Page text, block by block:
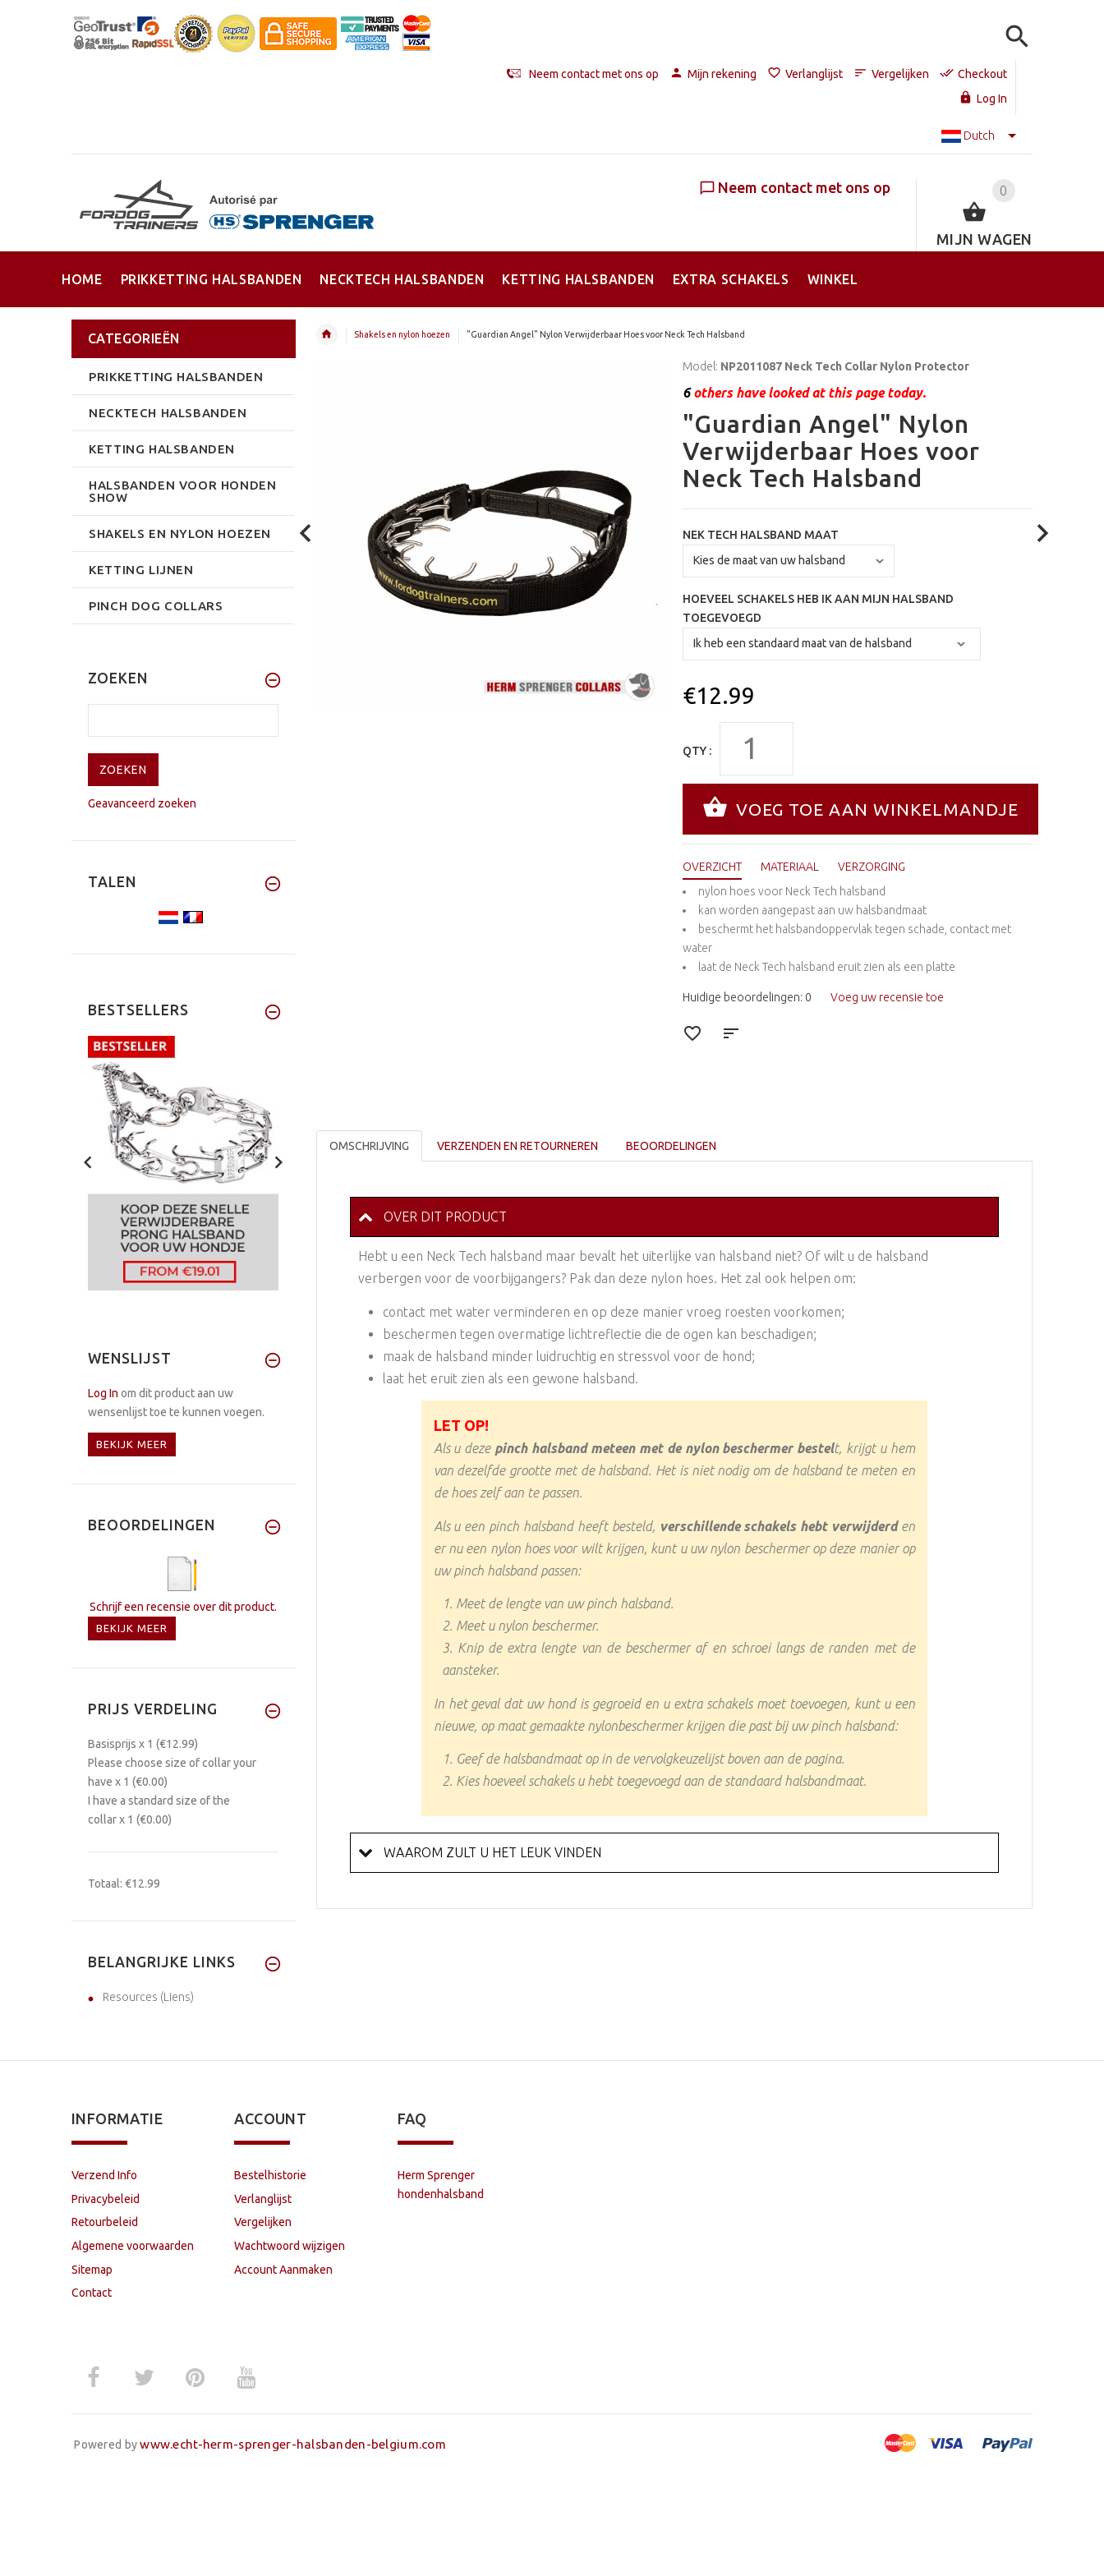
Neem contact met ons op Mijn rekening Verlanglijst Vergelijken
Checkout
Log In
Dutch
0
MIJN WAGEN
Neem contact met ons op
HOME PRIKKETTING HALSBANDEN NECKTECH HALSBANDEN KETTING HALSBANDEN EXTRA SCHAKELS WINKEL
Shakels en nylon hoezen "Guardian Angel" Nylon Verwijderbaar Hoes voor Neck Tech Halsband
Model: NP2011087 Neck Tech Collar Nylon Protector
6others have looked at this page today.
"Guardian Angel" Nylon
Verwijderbaar Hoes voor
Neck Tech Halsband
NEK TECH HALSBAND MAAT
HOEVEEL SCHAKELS HEB IK AAN MIJN HALSBAND
TOEGEVOEGD
€12.99
QTY :
OVERZICHT MATERIAAL
VERZORGING
nylon hoes voor Neck Tech halsband
kan worden aangepast aan uw halsbandmaat
beschermt het halsbandoppervlak tegen schade, contact met
water
laat de Neck Tech halsband eruit zien als een platte
Huidige beoordelingen: 0 Voeg uw recensie toe
OMSCHRIJVING VERZENDEN EN RETOURNEREN BEOORDELINGEN
OVER DIT PRODUCT
Hebt u een Neck Tech halsband maar bevalt het uiterlijke van halsband niet? Of wilt u de halsband
verbergen voor de voorbijgangers? Pak dan deze nylon hoes. Het zal ook helpen om:
contact met water verminderen en op deze manier vroeg roesten voorkomen;
beschermen tegen overmatige lichtreflectie die de ogen kan beschadigen;
maak de halsband minder luidruchtig en stressvol voor de hond;
laat het eruit zien als een gewone halsband.
LET OP!
Als u deze pinch halsband meteen met de nylon beschermer bestelt, krijgt u hem
van dezelfde grootte met de halsband. Het is niet nodig om de halsband te meten en
de hoes zelf aan te passen.
Als u een pinch halsband heeft besteld, verschillende schakels hebt verwijderden
er nu een nylon hoes voor wilt krijgen, kunt u uw nylon beschermer op deze manier op
uw pinch halsband passen:
Meet de lengte van uw pinch halsband.
Meet u nylon beschermer.
Knip de extra lengte van de beschermer af en schroei langs de randen met de
aansteker.
In het geval dat uw hond is gegroeid en u extra schakels moet toevoegen, kunt u een
nieuwe, op maat gemaakte nylonbeschermer krijgen die past bij uw pinch halsband:
Geef de halsbandmaat op in de vervolgkeuzelijst boven aan de pagina.
Kies hoeveel schakels u hebt toegevoegd aan de standaard halsbandmaat.
WAAROM ZULT U HET LEUK VINDEN
CATEGORIEËN
PRIKKETTING HALSBANDEN
NECKTECH HALSBANDEN
KETTING HALSBANDEN
HALSBANDEN VOOR HONDEN
SHOW
SHAKELS EN NYLON HOEZEN
KETTING LIJNEN
PINCH DOG COLLARS
ZOEKEN
Geavanceerd zoeken
TALEN
BESTSELLERS
WENSLIJST
Log In om dit product aan uw
wensenlijst toe te kunnen voegen.
BEKIJK MEER
BEOORDELINGEN
Schrijf een recensie over dit product.
BEKIJK MEER
PRIJS VERDELING
Basisprijs x 1 (€12.99)
Please choose size of collar your
have x 1 (€0.00)
I have a standard size of the
collarx 1 (€0.00)
Totaal: €12.99
BELANGRIJKE LINKS
Resources (Liens)
INFORMATIE
Verzend Info
Privacybeleid
Retourbeleid
Algemene voorwaarden
Sitemap
Contact
ACCOUNT
Bestelhistorie
Verlanglijst
Vergelijken
Wachtwoord wijzigen
Account Aanmaken
FAQ
Herm Sprenger
hondenhalsband
Powered bywww.echt-herm-sprenger-halsbanden-belgium.com